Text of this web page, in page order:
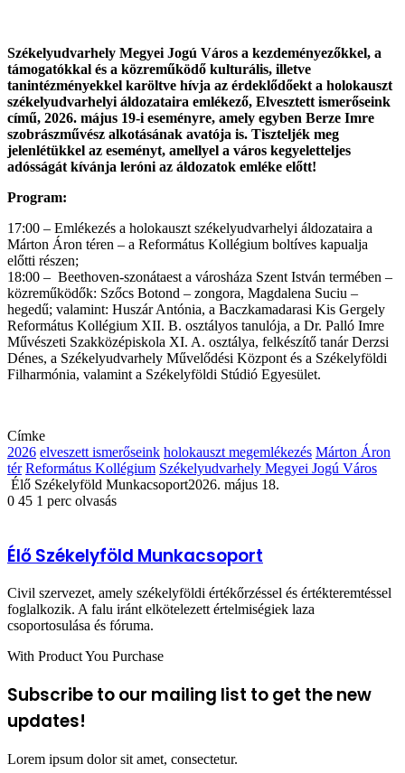
Székelyudvarhely Megyei Jogú Város a kezdeményezőkkel, a
támogatókkal és a közreműködő kulturális, illetve
tanintézményekkel karöltve hívja az érdeklődőekt a holokauszt
székelyudvarhelyi áldozataira emlékező, Elvesztett ismerőseink
című, 2026. május 19-i eseményre, amely egyben Berze Imre
szobrászművész alkotásának avatója is. Tiszteljék meg
jelenlétükkel az eseményt, amellyel a város kegyeletteljes
adósságát kívánja leróni az áldozatok emléke előtt!
Program:
17:00 – Emlékezés a holokauszt székelyudvarhelyi áldozataira a
Márton Áron téren – a Református Kollégium boltíves kapualja
előtti részen;
18:00 – Beethoven-szonátaest a városháza Szent István termében –
közreműködők: Szőcs Botond – zongora, Magdalena Suciu –
hegedű; valamint: Huszár Antónia, a Baczkamadarasi Kis Gergely
Református Kollégium XII. B. osztályos tanulója, a Dr. Palló Imre
Művészeti Szakközépiskola XI. A. osztálya, felkészítő tanár Derzsi
Dénes, a Székelyudvarhely Művelődési Központ és a Székelyföldi
Filharmónia, valamint a Székelyföldi Stúdió Egyesület.
Címke
2026 elveszett ismerőseink holokauszt megemlékezés Márton Áron
tér Református Kollégium Székelyudvarhely Megyei Jogú Város
Élő Székelyföld Munkacsoport2026. május 18.
0 45 1 perc olvasás
Élő Székelyföld Munkacsoport
Civil szervezet, amely székelyföldi értékőrzéssel és értékteremtéssel
foglalkozik. A falu iránt elkötelezett értelmiségiek laza
csoportosulása és fóruma.
With Product You Purchase
Subscribe to our mailing list to get the new
updates!
Lorem ipsum dolor sit amet, consectetur.